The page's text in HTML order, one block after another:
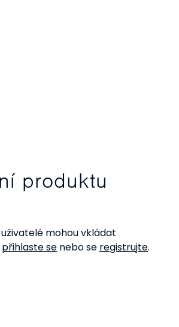
produktu
mohou vkládat
přihlaste se nebo se registrujte.